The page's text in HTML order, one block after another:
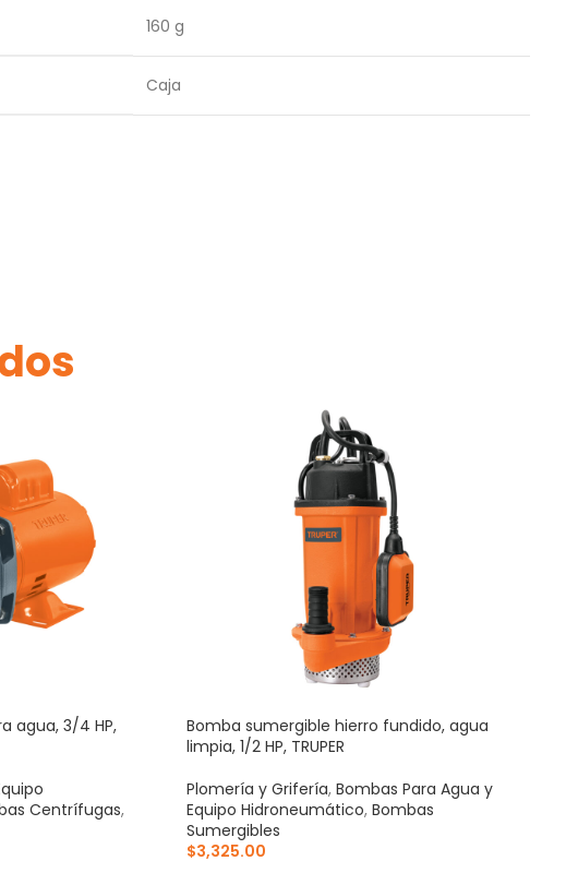
160 g
Caja
agua, 3/4 HP,
Centrífugas,
Bomba sumergible hierro fundido, agua
limpia, 1/2 HP, TRUPER
Plomería y Grifería, Bombas Para Agua y
Equipo Hidroneumático, Bombas
Sumergibles
$3,325.00